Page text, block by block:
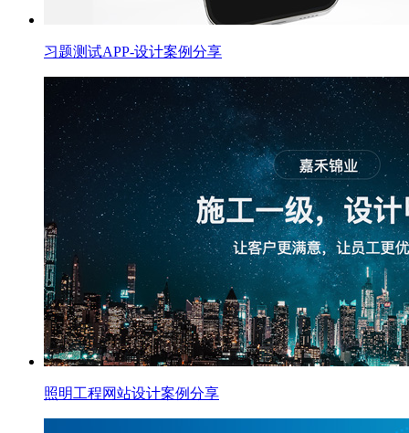
习题测试APP-设计案例分享
照明工程网站设计案例分享